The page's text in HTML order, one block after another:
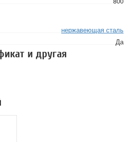
нержавеющая сталь
Да
и другая